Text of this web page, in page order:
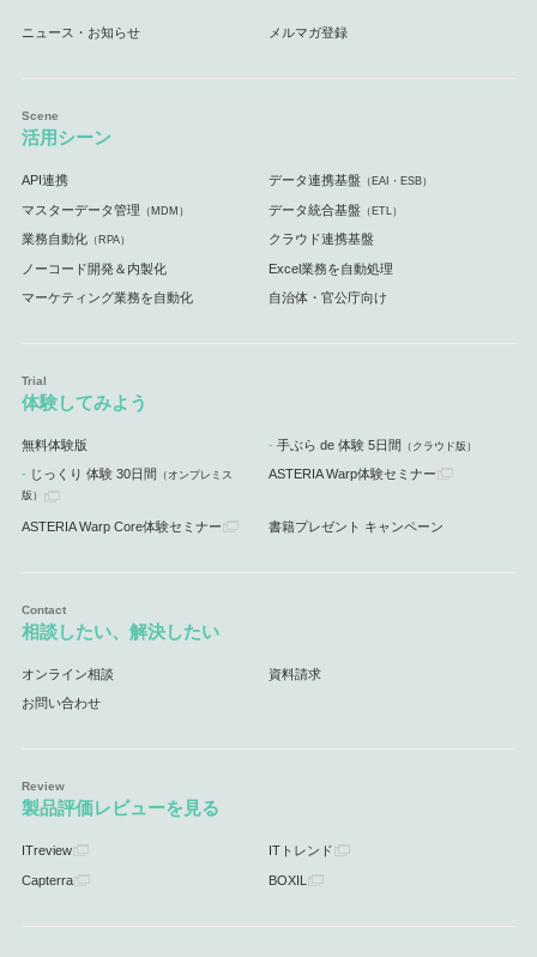
ニュース・お知らせ メルマガ登録
活用シーン
API連携 データ連携基盤 （EAI・ESB）
マスターデータ管理 （MDM） データ統合基盤 （ETL）
業務自動化（RPA） クラウド連携基盤
ノーコード開発＆内製化 Excel業務を自動処理
マーケティング業務を自動化 自治体・官公庁向け
体験してみよう
無料体験版 手ぶら de 体験 5日間 （クラウド版）
じっくり 体験 30日間 （オンプレミス
版）
ASTERIA Warp体験セミナー
ASTERIA Warp Core体験セミナー 書籍プレゼント キャンペーン
相談したい、解決したい
オンライン相談 資料請求
お問い合わせ
製品評価レビューを見る
ITreview ITトレンド
Capterra BOXIL